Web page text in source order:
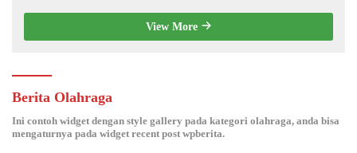
View More
Berita Olahraga
Ini contoh widget dengan style gallery pada kategori olahraga, anda bisa
mengaturnya pada widget recent post wpberita.